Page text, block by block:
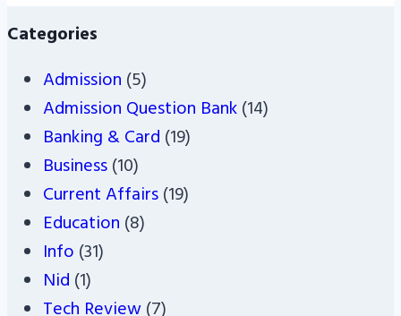
Categories
Admission (5)
Admission Question Bank(14)
Banking & Card (19)
Business(10)
Current Affairs(19)
Education (8)
Info (31)
Nid (1)
Tech Review(7)